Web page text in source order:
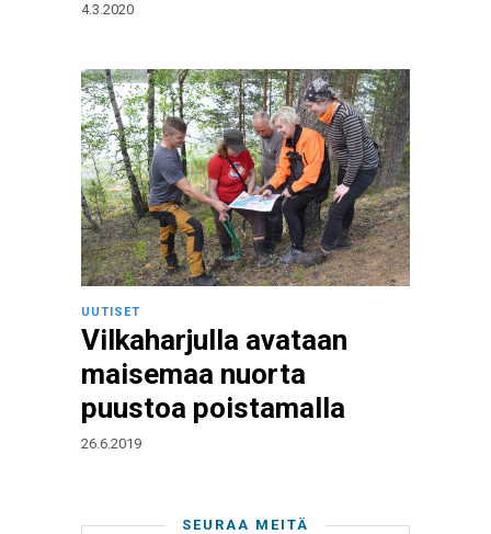
4.3.2020
UUTISET
Vilkaharjulla avataan
maisemaa nuorta
puustoa poistamalla
26.6.2019
SEURAA MEITÄ